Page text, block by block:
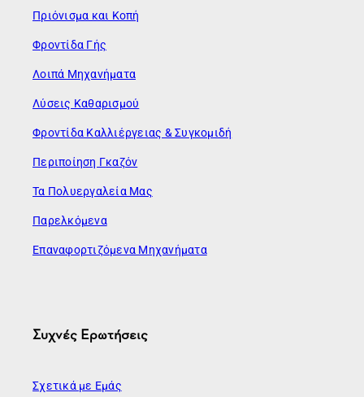
Πριόνισμα και Κοπή
Φροντίδα Γής
Λοιπά Μηχανήματα
Λύσεις Καθαρισμού
Φροντίδα Καλλιέργειας & Συγκομιδή
Περιποίηση Γκαζόν
Τα Πολυεργαλεία Μας
Παρελκόμενα
Επαναφορτιζόμενα Μηχανήματα
Συχνές Ερωτήσεις
Σχετικά με Εμάς